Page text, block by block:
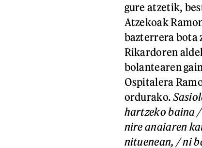
gure atzetik,
Atzekoak
bazterrera bota
Rikardoren
bolantearen
Ospitalera
ordurako.
hartzeko baina
nire anaiaren
nituenean, / ni